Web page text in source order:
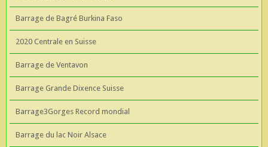
Barrage de Bagré Burkina Faso
2020 Centrale en Suisse
Barrage de Ventavon
Barrage Grande Dixence Suisse
Barrage3Gorges Record mondial
Barrage du lac Noir Alsace